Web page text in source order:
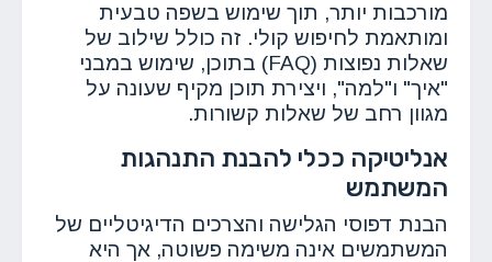
מורכבות יותר, תוך שימוש בשפה טבעית
ומותאמת לחיפוש קולי. זה כולל שילוב של
שאלות נפוצות (FAQ) בתוכן, שימוש במבני
"איך" ו"למה", ויצירת תוכן מקיף שעונה על
מגוון רחב של שאלות קשורות.
אנליטיקה ככלי להבנת התנהגות
המשתמש
הבנת דפוסי הגלישה והצרכים הדיגיטליים של
המשתמשים אינה משימה פשוטה, אך היא